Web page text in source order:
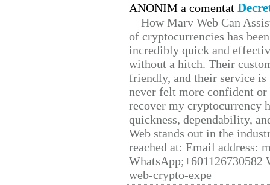
ANONIM a comentat
How Marv Web Can
of cryptocurrencies has
incredibly quick and
without a hitch. Their
friendly, and their service
never felt more confident
recover my cryptocurrency
quickness, dependability,
Web stands out in the
reached at: Email address:
web-crypto-expe